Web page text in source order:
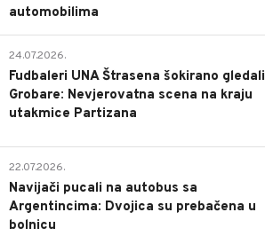
automobilima
24.07.2026.
Fudbaleri UNA Štrasena šokirano gledali
Grobare: Nevjerovatna scena na kraju
utakmice Partizana
22.07.2026.
Navijači pucali na autobus sa
Argentincima: Dvojica su prebačena u
bolnicu